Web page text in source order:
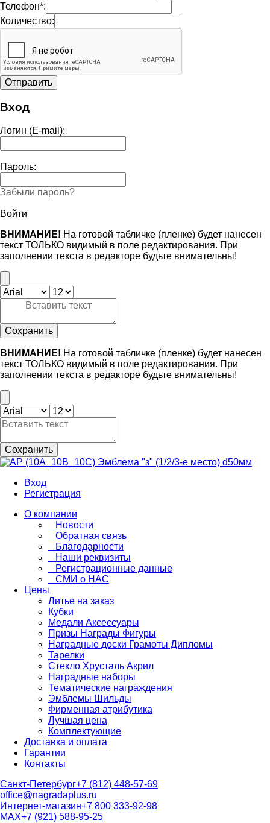
Телефон*:
Количество:
Вход
Логин (E-mail):
Пароль:
Забыли пароль?
Войти
ВНИМАНИЕ! На готовой табличке (пленке) будет нанесен
текст ТОЛЬКО видимый в поле редактирования. При
заполнении текста в редакторе будьте внимательны!
Сохранить
ВНИМАНИЕ! На готовой табличке (пленке) будет нанесен
текст ТОЛЬКО видимый в поле редактирования. При
заполнении текста в редакторе будьте внимательны!
Сохранить
Вход
Регистрация
О компании
Новости
Обратная связь
Благодарности
Наши реквизиты
Регистрационные данные
СМИ о НАС
Цены
Литье на заказ
Кубки
Медали Аксессуары
Призы Награды Фигуры
Наградные доски Грамоты Дипломы
Тарелки
Стекло Хрусталь Акрил
Наградные наборы
Тематические награждения
Эмблемы Шильды
Фирменная атрибутика
Лучшая цена
Комплектующие
Доставка и оплата
Гарантии
Контакты
Санкт-Петербург+7 (812) 448-57-69
office@nagradaplus.ru
Интернет-магазин+7 800 333-92-98
MAX+7 (921) 588-95-25